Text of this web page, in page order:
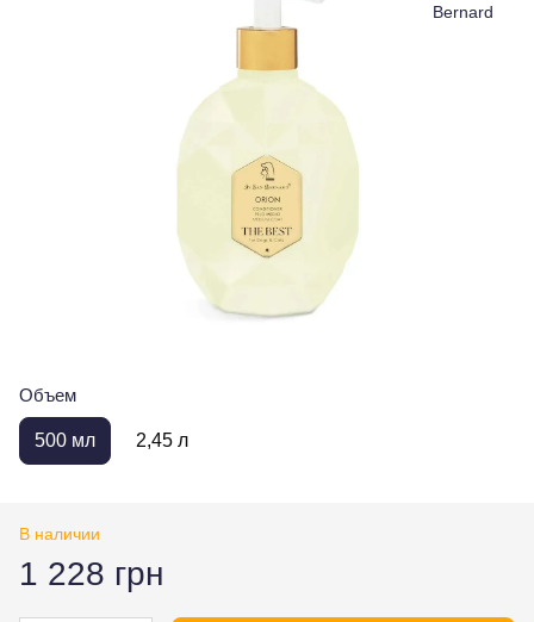
Объем
500 мл 2,45 л
В наличии
1 228 грн